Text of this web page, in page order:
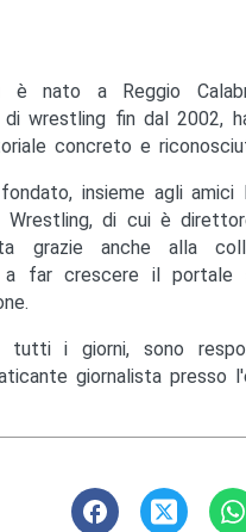
è nato a Reggio
di wrestling fin dal 2002,
concreto e
insieme agli amici
di cui è
grazie anche alla
a far crescere il
i giorni, sono
giornalista presso